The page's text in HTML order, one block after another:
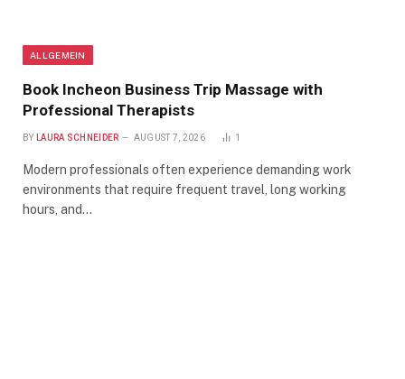
ALLGEMEIN
Book Incheon Business Trip Massage with
Professional Therapists
BY LAURA SCHNEIDER AUGUST 7, 2026 1
Modern professionals often experience demanding work
environments that require frequent travel, long working
hours, and…